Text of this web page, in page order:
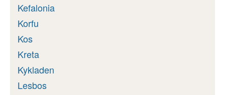
Kefalonia
Korfu
Kos
Kreta
Kykladen
Lesbos